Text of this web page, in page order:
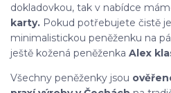
dokladovkou, tak v nabídce
karty. Pokud potřebujete čistě
minimalistickou peněženku na
ještě kožená peněženka Alex
Všechny peněženky jsou